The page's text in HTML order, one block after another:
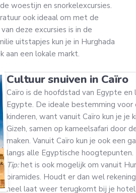
woestijn en snorkelexcursies.
ook ideaal om met de
deze excursies is in de
uitstapjes kun je in Hurghada
aan een lokale markt.
Cultuur snuiven in Caïro
Caïro is de hoofdstad van Egypte
Egypte. De ideale bestemming
kinderen, want vanuit Caïro kun je je
Gizeh, samen op kameelsafari door
maken. Vanuit Caïro kun je ook een
langs alle Egyptische hoogtepunten.
Tip:het is ook mogelijk om vanuit
piramides. Houdt er dan wel
heel laat weer terugkomt bij je hotel.